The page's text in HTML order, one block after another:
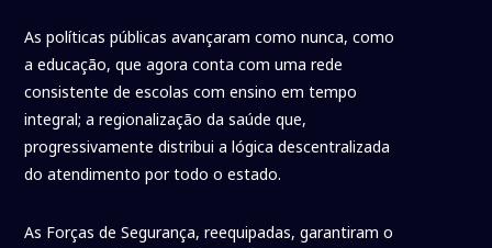
As políticas públicas avançaram como nunca, como
a educação, que agora conta com uma rede
consistente de escolas com ensino em tempo
integral; a regionalização da saúde que,
progressivamente distribui a lógica descentralizada
do atendimento por todo o estado.
As Forças de Segurança, reequipadas, garantiram o